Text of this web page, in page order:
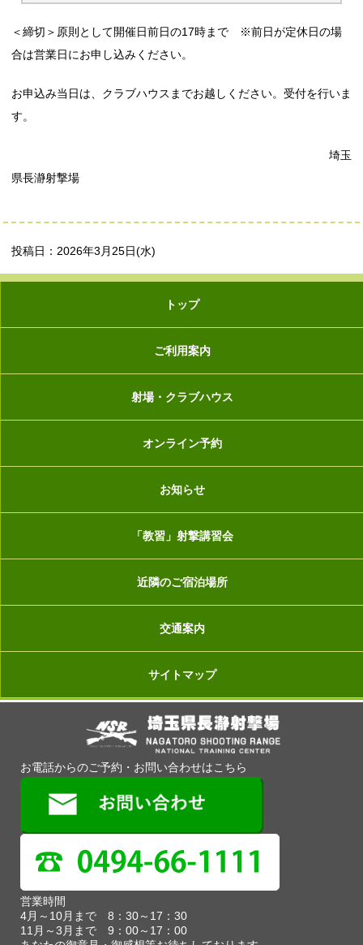
＜締切＞原則として開催日前日の17時まで ※前日が定休日の場
合は営業日にお申し込みください。
お申込み当日は、クラブハウスまでお越しください。受付を行いま
す。
埼玉
県長瀞射撃場
投稿日：2026年3月25日(水)
トップ
ご利用案内
射場・クラブハウス
オンライン予約
お知らせ
「教習」射撃講習会
近隣のご宿泊場所
交通案内
サイトマップ
お電話からのご予約・お問い合わせはこちら
営業時間
4月～10月まで 8：30～17：30
11月～3月まで 9：00～17：00